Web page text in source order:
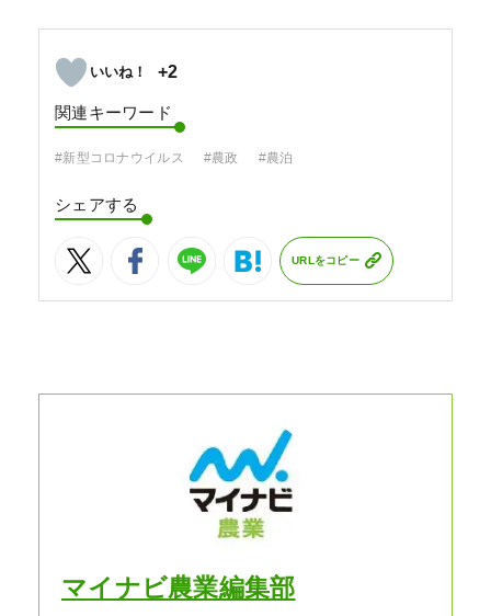
+2
関連キーワード
#新型コロナウイルス #農政 #農泊
シェアする
URLをコピー
マイナビ農業編集部